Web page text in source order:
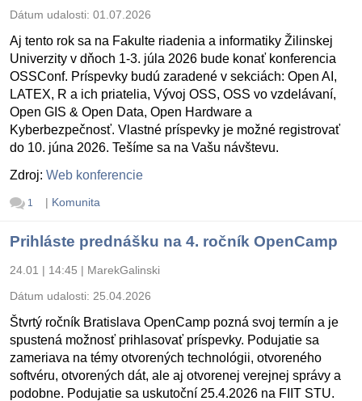
Dátum udalosti: 01.07.2026
Aj tento rok sa na Fakulte riadenia a informatiky Žilinskej
Univerzity v dňoch 1-3. júla 2026 bude konať konferencia
OSSConf. Príspevky budú zaradené v sekciách: Open AI,
LATEX, R a ich priatelia, Vývoj OSS, OSS vo vzdelávaní,
Open GIS & Open Data, Open Hardware a
Kyberbezpečnosť. Vlastné príspevky je možné registrovať
do 10. júna 2026. Tešíme sa na Vašu návštevu.
Zdroj: Web konferencie
1 | Komunita
Prihláste prednášku na 4. ročník OpenCamp
24.01 | 14:45 | MarekGalinski
Dátum udalosti: 25.04.2026
Štvrtý ročník Bratislava OpenCamp pozná svoj termín a je
spustená možnosť prihlasovať príspevky. Podujatie sa
zameriava na témy otvorených technológii, otvoreného
softvéru, otvorených dát, ale aj otvorenej verejnej správy a
podobne. Podujatie sa uskutoční 25.4.2026 na FIIT STU.